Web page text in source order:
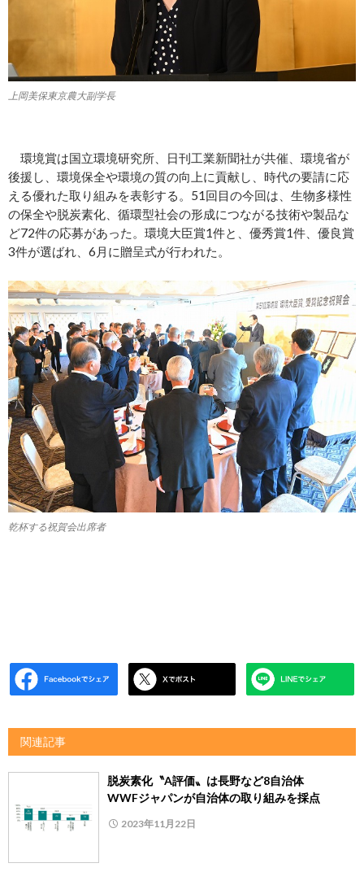
上岡美保東京農大副学長
環境賞は国立環境研究所、日刊工業新聞社が共催、環境省が
後援し、環境保全や環境の質の向上に貢献し、時代の要請に応
える優れた取り組みを表彰する。51回目の今回は、生物多様性
の保全や脱炭素化、循環型社会の形成につながる技術や製品な
ど72件の応募があった。環境大臣賞1件と、優秀賞1件、優良賞
3件が選ばれ、6月に贈呈式が行われた。
乾杯する祝賀会出席者
関連記事
脱炭素化〝A評価〟は長野など8自治体
WWFジャパンが自治体の取り組みを採点
2023年11月22日